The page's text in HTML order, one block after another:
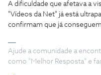
A dificuldade que afetava a
"Vídeos da Net" já está
confirmam que já
Ajude a comunidade a
como "Melhor Resposta" e